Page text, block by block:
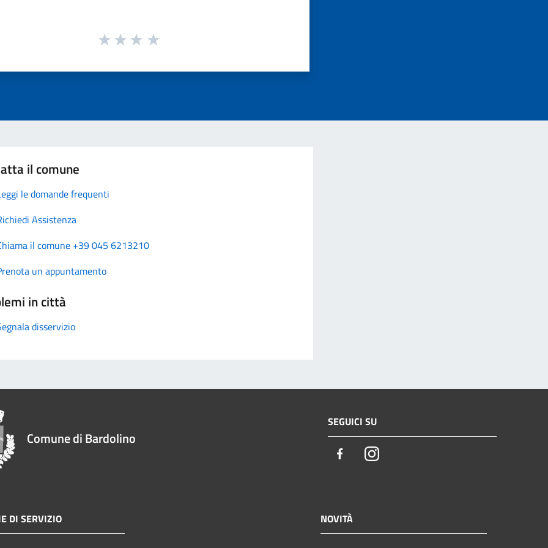
il comune
le domande frequenti
Assistenza
il comune +39 045 6213210
un appuntamento
in città
disservizio
Comune di Bardolino
SEGUICI SU
FacebookInstagram
DI SERVIZIO NOVITÀ